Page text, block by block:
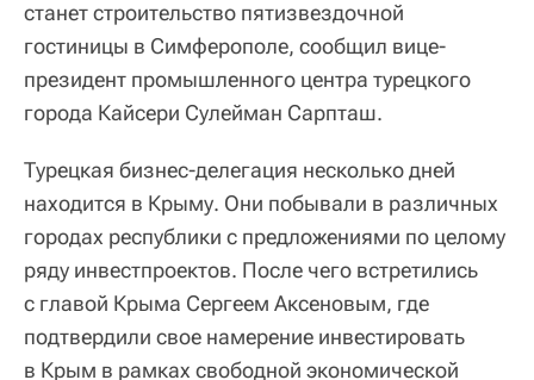
станет строительство пятизвездочной
гостиницы в Симферополе, сообщил вице-
президент промышленного центра турецкого
города Кайсери Сулейман Сарпташ.
Турецкая бизнес-делегация несколько дней
находится в Крыму. Они побывали в различных
городах республики с предложениями по целому
ряду инвестпроектов. После чего встретились
с главой Крыма Сергеем Аксеновым, где
подтвердили свое намерение инвестировать
в Крым в рамках свободной экономической